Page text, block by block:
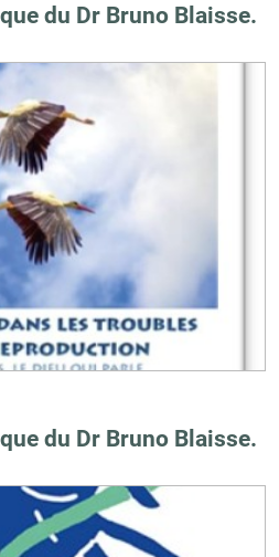
du Dr Bruno Blaisse.
du Dr Bruno Blaisse.